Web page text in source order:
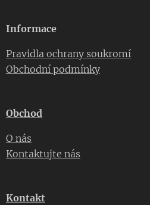
Informace
Pravidla ochrany soukromí
Obchodní podmínky
Obchod
O nás
Kontaktujte nás
Kontakt